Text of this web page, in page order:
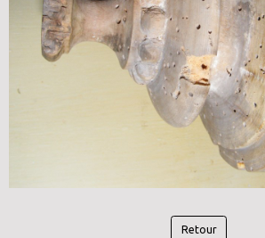
Retour